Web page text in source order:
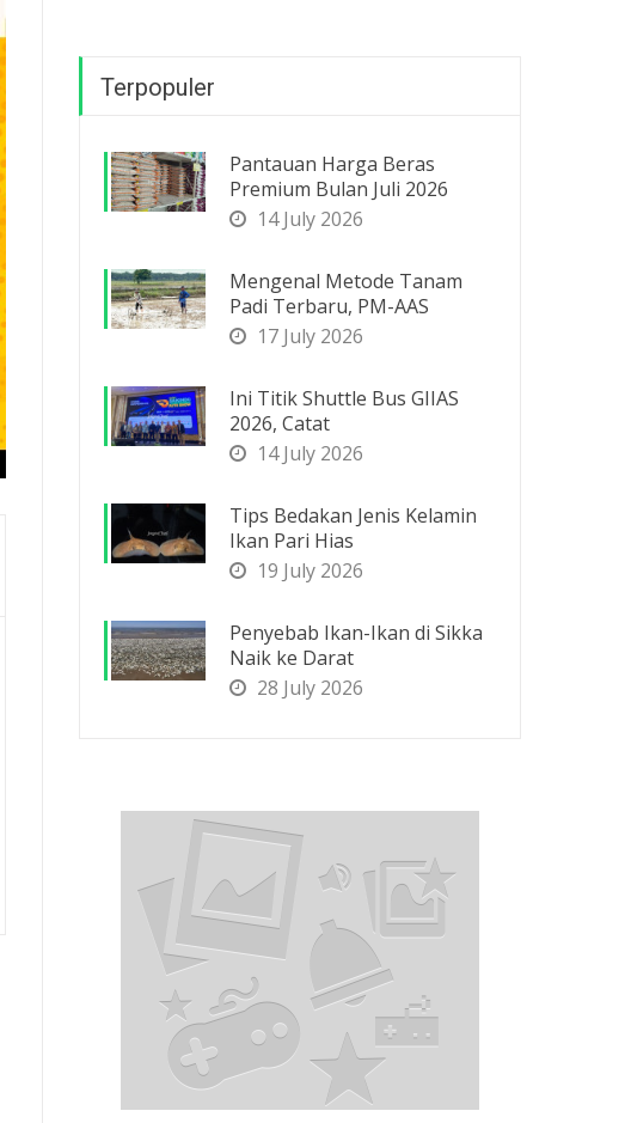
Terpopuler
Pantauan Harga Beras
Premium Bulan Juli 2026
14 July 2026
Mengenal Metode Tanam
Padi Terbaru, PM-AAS
17 July 2026
Ini Titik Shuttle Bus GIIAS
2026, Catat
14 July 2026
Tips Bedakan Jenis Kelamin
Ikan Pari Hias
19 July 2026
Penyebab Ikan-Ikan di Sikka
Naik ke Darat
28 July 2026